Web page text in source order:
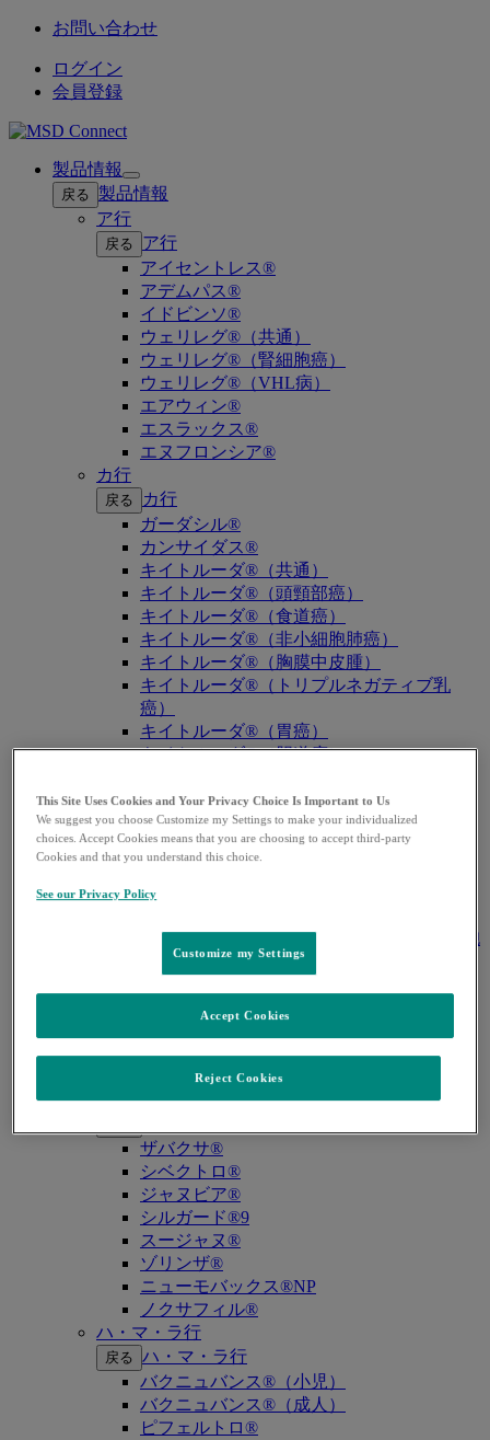
お問い合わせ
ログイン
会員登録
製品情報
Open
submenu
戻る 製品情報
ア行
戻る
ア行
アイセントレス®
アデムパス®
イドビンソ®
ウェリレグ®（共通）
ウェリレグ®（腎細胞癌）
ウェリレグ®（VHL病）
エアウィン®
エスラックス®
エヌフロンシア®
カ行
戻る
カ行
ガーダシル®
カンサイダス®
キイトルーダ®（共通）
キイトルーダ®（頭頸部癌）
キイトルーダ®（食道癌）
キイトルーダ®（非小細胞肺癌）
キイトルーダ®（胸膜中皮腫）
キイトルーダ®（トリプルネガティブ乳
癌）
キイトルーダ®（胃癌）
キイトルーダ®（胆道癌）
キイトルーダ®（尿路上皮癌）
キイトルーダ®（子宮体癌）
キイトルーダ®（子宮頸癌）
キイトルーダ®（古典的ホジキンリンパ
キイトルーダ®（原発性縦隔大細胞型B細胞
リンパ腫（PMBCL））
キイトルーダ®（MSI-High結腸・直腸癌）
キャップバックス®
キュビシン®
サ・タ・ナ行
ザバクサ®
シベクトロ®
ジャヌビア®
シルガード®9
スージャヌ®
ゾリンザ®
ニューモバックス®NP
ノクサフィル®
ハ・マ・ラ行
戻る ハ・マ・ラ行
バクニュバンス®（小児）
バクニュバンス®（成人）
ピフェルトロ®
This Site Uses Cookies and Your Privacy Choice Is Important to Us
We suggest you choose Customize my Settings to make your individualized
choices. Accept Cookies means that you are choosing to accept third-party
Cookies and that you understand this choice.
See our Privacy Policy
Customize my Settings
Reject Cookies
Accept Cookies